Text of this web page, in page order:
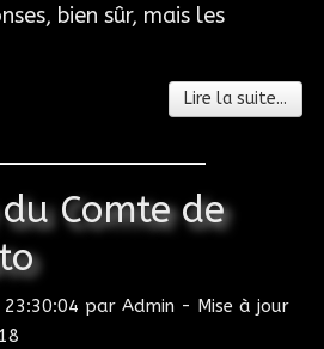
bien sûr, mais les
Lire la suite...
Comte de
par Admin - Mise à jour